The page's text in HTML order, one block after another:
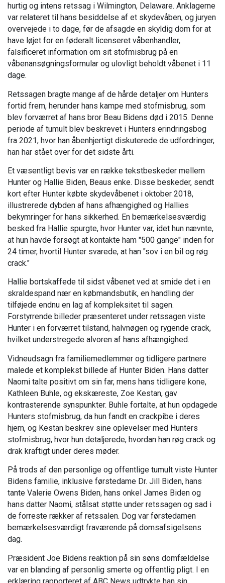
hurtig og intens retssag i Wilmington, Delaware. Anklagerne
var relateret til hans besiddelse af et skydevåben, og juryen
overvejede i to dage, før de afsagde en skyldig dom for at
have løjet for en føderalt licenseret våbenhandler,
falsificeret information om sit stofmisbrug på en
våbenansøgningsformular og ulovligt beholdt våbenet i 11
dage.
Retssagen bragte mange af de hårde detaljer om Hunters
fortid frem, herunder hans kampe med stofmisbrug, som
blev forværret af hans bror Beau Bidens død i 2015. Denne
periode af tumult blev beskrevet i Hunters erindringsbog
fra 2021, hvor han åbenhjertigt diskuterede de udfordringer,
han har stået over for det sidste årti.
Et væsentligt bevis var en række tekstbeskeder mellem
Hunter og Hallie Biden, Beaus enke. Disse beskeder, sendt
kort efter Hunter købte skydevåbenet i oktober 2018,
illustrerede dybden af hans afhængighed og Hallies
bekymringer for hans sikkerhed. En bemærkelsesværdig
besked fra Hallie spurgte, hvor Hunter var, idet hun nævnte,
at hun havde forsøgt at kontakte ham "500 gange" inden for
24 timer, hvortil Hunter svarede, at han "sov i en bil og røg
crack."
Hallie bortskaffede til sidst våbenet ved at smide det i en
skraldespand nær en købmandsbutik, en handling der
tilføjede endnu en lag af kompleksitet til sagen.
Forstyrrende billeder præsenteret under retssagen viste
Hunter i en forværret tilstand, halvnøgen og rygende crack,
hvilket understregede alvoren af hans afhængighed.
Vidneudsagn fra familiemedlemmer og tidligere partnere
malede et komplekst billede af Hunter Biden. Hans datter
Naomi talte positivt om sin far, mens hans tidligere kone,
Kathleen Buhle, og ekskæreste, Zoe Kestan, gav
kontrasterende synspunkter. Buhle fortalte, at hun opdagede
Hunters stofmisbrug, da hun fandt en crackpibe i deres
hjem, og Kestan beskrev sine oplevelser med Hunters
stofmisbrug, hvor hun detaljerede, hvordan han røg crack og
drak kraftigt under deres møder.
På trods af den personlige og offentlige tumult viste Hunter
Bidens familie, inklusive førstedame Dr. Jill Biden, hans
tante Valerie Owens Biden, hans onkel James Biden og
hans datter Naomi, stålsat støtte under retssagen og sad i
de forreste rækker af retssalen. Dog var førstedamen
bemærkelsesværdigt fraværende på domsafsigelsens
dag.
Præsident Joe Bidens reaktion på sin søns domfældelse
var en blanding af personlig smerte og offentlig pligt. I en
erklæring rapporteret af ABC News udtrykte han sin